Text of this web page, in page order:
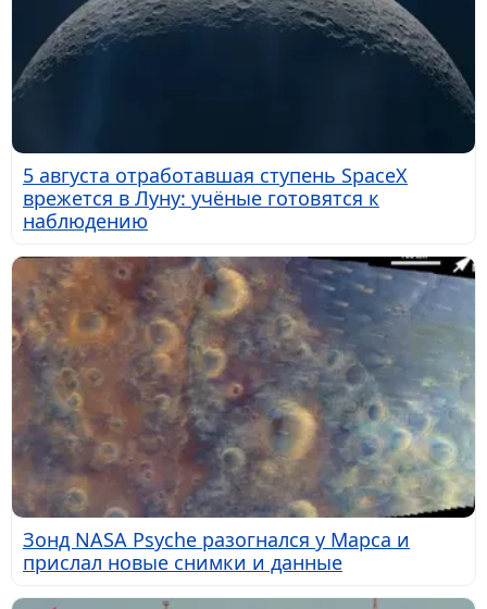
5 августа отработавшая ступень SpaceX
врежется в Луну: учёные готовятся к
наблюдению
Зонд NASA Psyche разогнался у Марса и
прислал новые снимки и данные